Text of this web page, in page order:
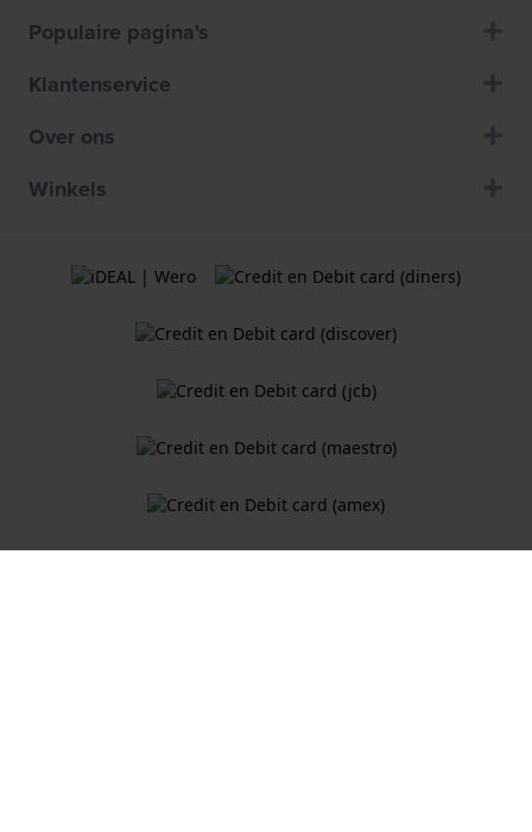
Populaire pagina's
Klantenservice
Over ons
Winkels